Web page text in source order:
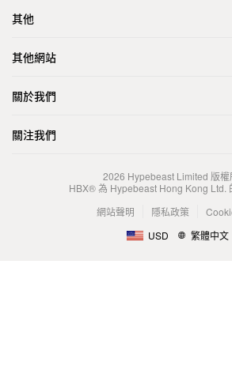
其他
其他網站
關於我們
關注我們
2026 Hypebeast Limited 版權
HBX® 為 Hypebeast Hong Kong Ltd.
網站聲明
隱私政策
USD
繁體中文